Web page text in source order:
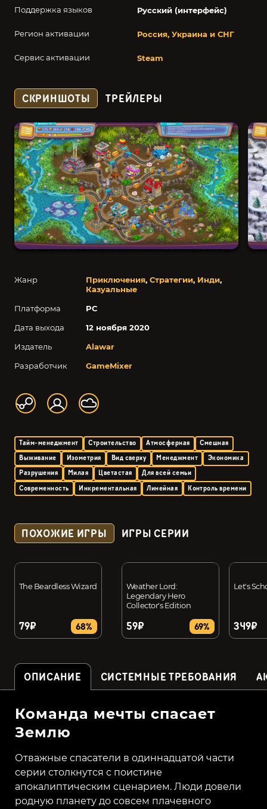
Поддержка языков Русский (интерфейс)
Регион активации Россия, Украина и СНГ
Сервис активации Steam
Жанр Приключения, Стратегии, Инди,
Казуальные
Платформа
PC
Дата выхода
12 ноября 2020
Издатель
Alawar
Разработчик
GameMixer
Тайм-менеджмент Строительство Атмосферная
Смешная
Выживание
Изометрия Вид сверху Менеджмент
Экономика
Разрушения
Милая Цветастая
Для всей семьи
Современность
Инкрементальная Линейная Контроль времени
СКРИНШОТЫ ТРЕЙЛЕРЫ
ПОХОЖИЕ ИГРЫ ИГРЫ СЕРИИ
The Beardless Wizard
79₽ 68%
Weather Lord:
Legendary Hero
Collector's Edition
59₽ 69%
Let's
349₽
ОПИСАНИЕ СИСТЕМНЫЕ ТРЕБОВАНИЯ
Команда мечты спасает
Землю
Отважные спасатели в одиннадцатой части
серии столкнутся с поистине
апокалиптическим сценарием. Люди довели
родную планету до совсем плачевного